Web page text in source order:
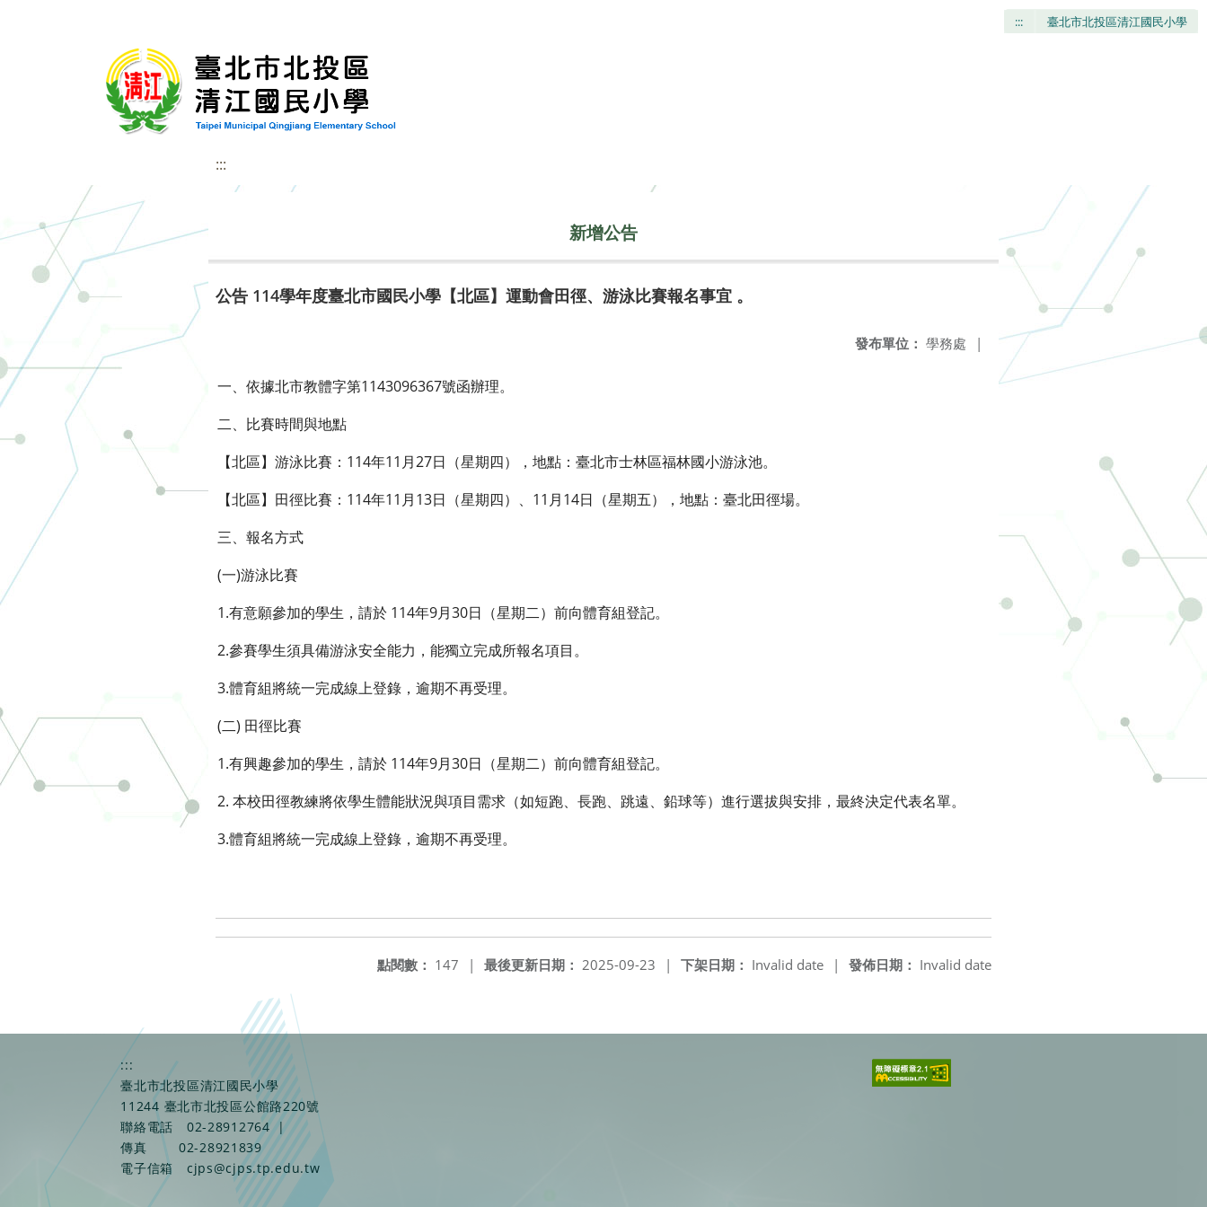
::: 臺北市北投區清江國民小學
:::
新增公告
公告 114學年度臺北市國民小學【北區】運動會田徑、游泳比賽報名事宜 。
發布單位： 學務處 |
一、依據北市教體字第1143096367號函辦理。
二、比賽時間與地點
【北區】游泳比賽：114年11月27日（星期四），地點：臺北市士林區福林國小游泳池。
【北區】田徑比賽：114年11月13日（星期四）、11月14日（星期五），地點：臺北田徑場。
三、報名方式
(一)游泳比賽
1.有意願參加的學生，請於 114年9月30日（星期二）前向體育組登記。
2.參賽學生須具備游泳安全能力，能獨立完成所報名項目。
3.體育組將統一完成線上登錄，逾期不再受理。
(二) 田徑比賽
1.有興趣參加的學生，請於 114年9月30日（星期二）前向體育組登記。
2. 本校田徑教練將依學生體能狀況與項目需求（如短跑、長跑、跳遠、鉛球等）進行選拔與安排，最終決定代表名單。
3.體育組將統一完成線上登錄，逾期不再受理。
發佈日期： Invalid date
下架日期： Invalid date |
最後更新日期： 2025-09-23 |
點閱數： 147 |
:::
臺北市北投區清江國民小學
11244 臺北市北投區公館路220號
聯絡電話
02-28912764 |
傳真
02-28921839
電子信箱
cjps@cjps.tp.edu.tw